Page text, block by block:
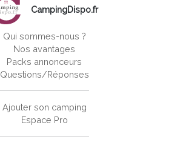
CampingDispo.fr
Qui sommes-nous ?
Nos avantages
Packs annonceurs
Questions/Réponses
Ajouter son camping
Espace Pro